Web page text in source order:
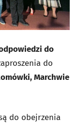
do
do
Marchwie
do obejrzenia